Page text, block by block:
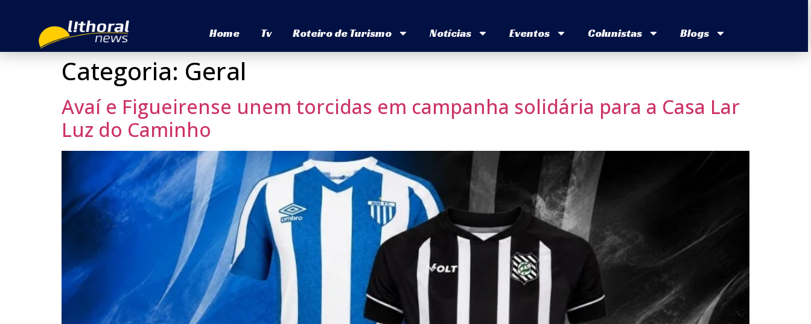
Home Tv Roteiro de Turismo Notícias Eventos Colunistas Blogs
Categoria: Geral
Avaí e Figueirense unem torcidas em campanha solidária para a Casa Lar
Luz do Caminho